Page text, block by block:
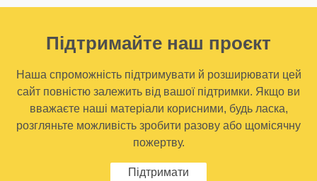
Підтримайте наш проєкт
Наша спроможність підтримувати й розширювати цей
сайт повністю залежить від вашої підтримки. Якщо ви
вважаєте наші матеріали корисними, будь ласка,
розгляньте можливість зробити разову або щомісячну
пожертву.
Підтримати